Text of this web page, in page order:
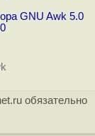
GNU Awk 5.0
обязательно